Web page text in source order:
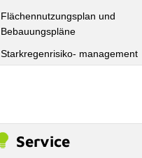
Flächennutzungsplan und
Bebauungspläne
Starkregenrisiko- management
Service